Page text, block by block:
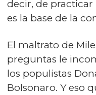
decir, de
es la base de la
El maltrato de
preguntas le
los populistas
Bolsonaro. Y eso